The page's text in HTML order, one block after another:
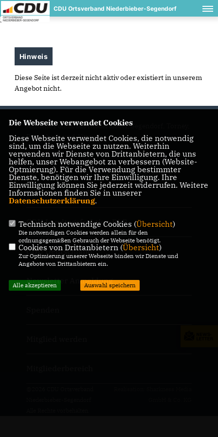
.
CDU Ortsverband Niederbieber-Segendorf
Hinweis
Diese Seite ist derzeit nicht aktiv oder existiert in unserem
Angebot nicht.
Aktuelle Politik aus Niederbieber, Segendorf, Torney,
Rodenbach und Altwied
IMPRESSUM DATENSCHUTZ KONTAKT
CDU Rheinland-Pfalz
CDU Landtagsfraktion RLP
CDU Deutschland
Newsletter Anmeldung
Die Webseite verwendet Cookies
Diese Webseite verwendet Cookies, die notwendig
sind, um die Webseite zu nutzen. Weiterhin
verwenden wir Dienste von Drittanbietern, die uns
helfen, unser Webangebot zu verbessern (Website-
Optmierung). Für die Verwendung bestimmter
Dienste, benötigen wir Ihre Einwilligung. Ihre
Einwilligung können Sie jederzeit widerrufen. Weitere
Informationen finden Sie in unserer
Datenschutzerklärung.
Technisch notwendige Cookies (Übersicht)
Die notwendigen Cookies werden allein für den
ordnungsgemäßen Gebrauch der Webseite benötigt.
Cookies von Drittanbietern (Übersicht)
Zur Optimierung unserer Webseite binden wir Dienste und
Angebote von Drittanbietern ein.
Alle akzeptieren Auswahl speichern